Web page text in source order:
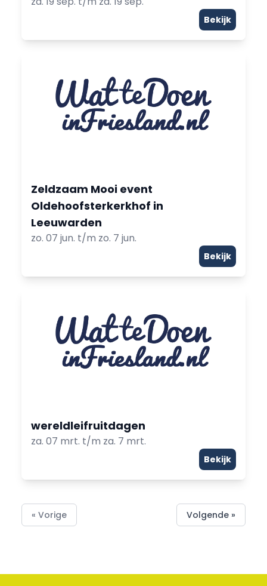
Bekijk
Zeldzaam Mooi event
Oldehoofsterkerkhof in
Leeuwarden
zo. 07 jun. t/m zo. 7 jun.
Bekijk
wereldleifruitdagen
za. 07 mrt. t/m za. 7 mrt.
Bekijk
« Vorige Volgende »